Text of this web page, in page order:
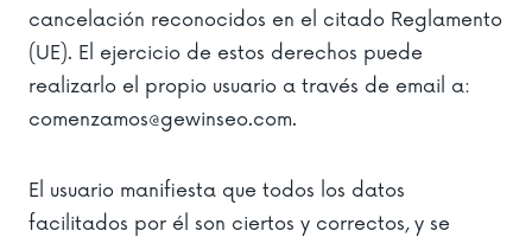
cancelación reconocidos en el citado Reglamento
(UE). El ejercicio de estos derechos puede
realizarlo el propio usuario a través de email a:
comenzamos@gewinseo.com.
El usuario manifiesta que todos los datos
facilitados por él son ciertos y correctos, y se